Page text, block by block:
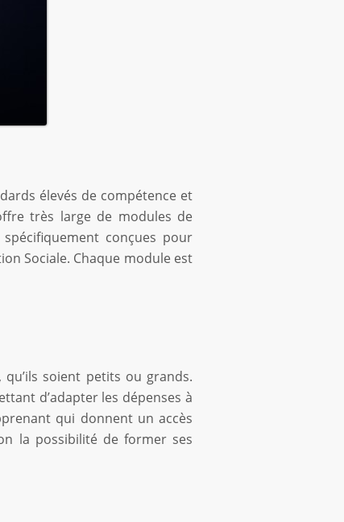
élevés de compétence et
très large de modules de
conçues pour
Sociale. Chaque module est
soient petits ou grands.
d’adapter les dépenses à
qui donnent un accès
la possibilité de former ses